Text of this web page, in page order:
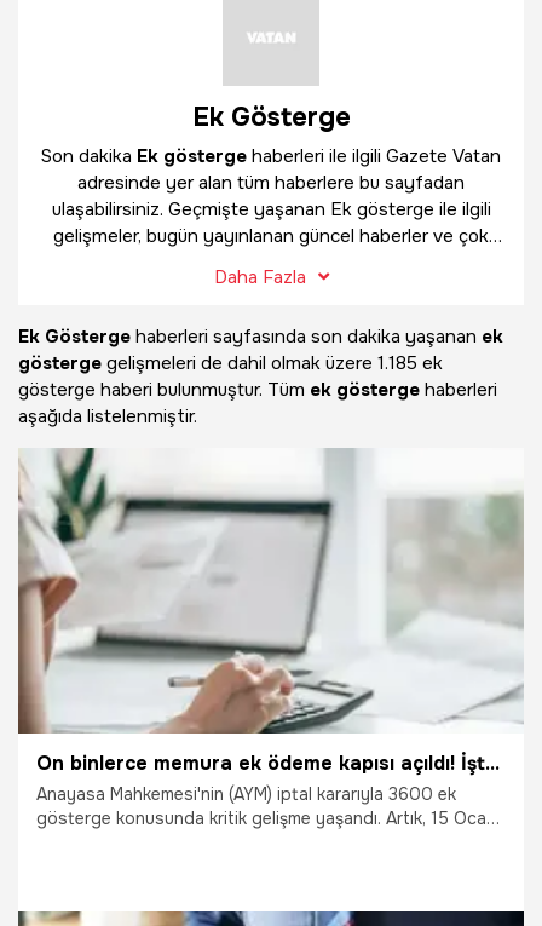
Ek Gösterge
Son dakika Ek gösterge haberleri ile ilgili Gazete Vatan
adresinde yer alan tüm haberlere bu sayfadan
ulaşabilirsiniz. Geçmişte yaşanan Ek gösterge ile ilgili
gelişmeler, bugün yayınlanan güncel haberler ve çok
bulabilirsiniz.
Daha Fazla
Ek Gösterge haberleri sayfasında son dakika yaşanan ek
gösterge gelişmeleri de dahil olmak üzere 1.185 ek
gösterge haberi bulunmuştur. Tüm ek gösterge haberleri
aşağıda listelenmiştir.
On binlerce memura ek ödeme kapısı açıldı! İşte 3600 ek gösterge kararının detayları
Anayasa Mahkemesi'nin (AYM) iptal kararıyla 3600 ek
gösterge konusunda kritik gelişme yaşandı. Artık, 15 Ocak